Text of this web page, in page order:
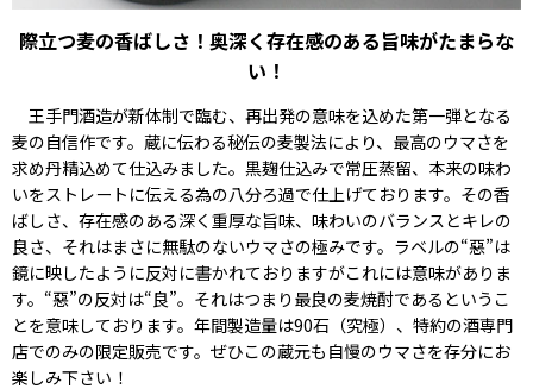
際立つ麦の香ばしさ！奥深く存在感のある旨味がたまらな
い！
王手門酒造が新体制で臨む、再出発の意味を込めた第一弾となる
麦の自信作です。蔵に伝わる秘伝の麦製法により、最高のウマさを
求め丹精込めて仕込みました。黒麹仕込みで常圧蒸留、本来の味わ
いをストレートに伝える為の八分ろ過で仕上げております。その香
ばしさ、存在感のある深く重厚な旨味、味わいのバランスとキレの
良さ、それはまさに無駄のないウマさの極みです。ラベルの“惡”は
鏡に映したように反対に書かれておりますがこれには意味がありま
す。“惡”の反対は“良”。それはつまり最良の麦焼酎であるというこ
とを意味しております。年間製造量は90石（究極）、特約の酒専門
店でのみの限定販売です。ぜひこの蔵元も自慢のウマさを存分にお
楽しみ下さい！